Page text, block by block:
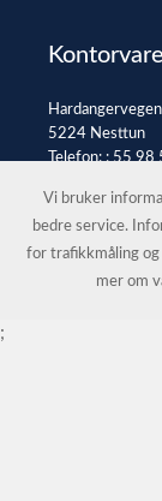
5224 Nesttun
Telefon: :55 98
©
Vi bruker
bedre service.
for trafikkmåling og
mer om
;